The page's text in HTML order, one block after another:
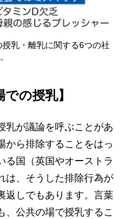
乳・離乳に関する6つの社
の授乳】
乳が議論を呼ぶことがあ
から排除することをはっ
る国（英国やオーストラ
は、そうした排除行為が
返しでもあります。言葉
、公共の場で授乳するこ